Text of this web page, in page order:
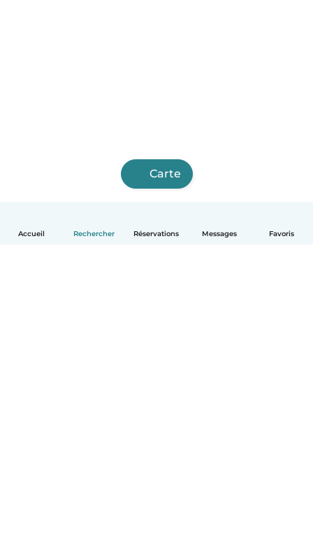
Accueil Rechercher Réservations Messages Favoris
Carte